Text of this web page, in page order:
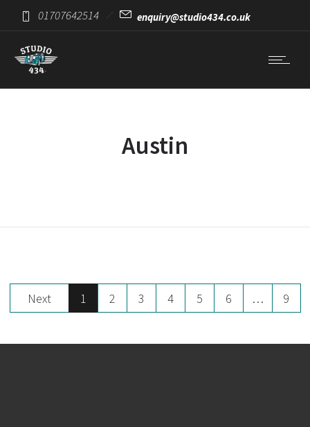
01707642514 enquiry@studio434.co.uk
Austin
Next 1 2 3 4 5 6 … 9